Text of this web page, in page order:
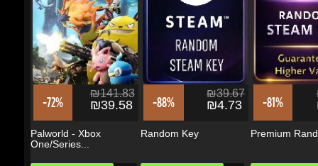
-72%
₪141.83
₪39.58
Palworld - Xbox
One/Series...
הוסף לסל
-88%
₪39.67
₪4.73
Random Key
הוסף לסל
-81%
Premium
הוסף לסל